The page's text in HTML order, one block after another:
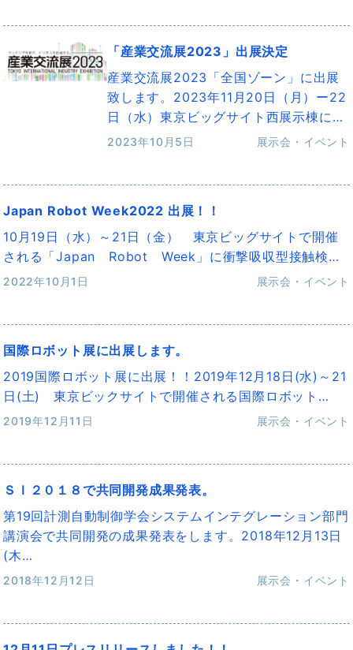
「産業交流展2023」出展決定
産業交流展2023「全国ゾーン」に出展
致します。2023年11月20日（月）ー22
日（水）東京ビッグサイト西展示棟に…
2023年10月5日 展示会・イベント
Japan Robot Week2022 出展！！
10月19日（水）～21日（金） 東京ビッグサイトで開催
される「Japan Robot Week」に衝撃吸収型接触検…
2022年10月1日 展示会・イベント
国際ロボット展に出展します。
2019国際ロボット展に出展！！2019年12月18日(水)～21
日(土) 東京ビックサイトで開催される国際ロボット…
2019年12月11日 展示会・イベント
ＳＩ２０１８で共同開発成果発表。
第19回計測自動制御学会システムインテグレーション部門
講演会で共同開発の成果発表をします。2018年12月13日
(木…
2018年12月12日 展示会・イベント